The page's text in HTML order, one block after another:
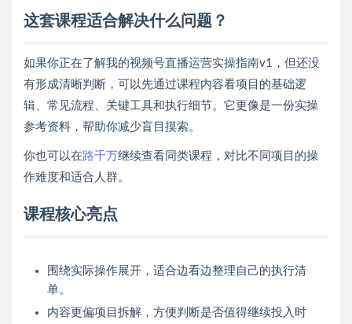
这套课程适合解决什么问题？
如果你正在了解我的视频号直播运营实操指南v1，但还没
有形成清晰判断，可以先通过课程内容看项目的基础逻
辑、常见流程、关键工具和执行细节。它更像是一份实操
参考资料，帮助你减少盲目摸索。
你也可以在路千万继续查看同类课程，对比不同项目的操
作难度和适合人群。
课程核心亮点
围绕实际操作展开，适合边看边整理自己的执行清
单。
内容更偏项目拆解，方便判断是否值得继续投入时